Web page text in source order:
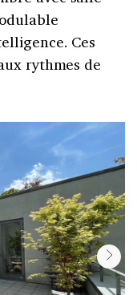
Ces
rythmes de